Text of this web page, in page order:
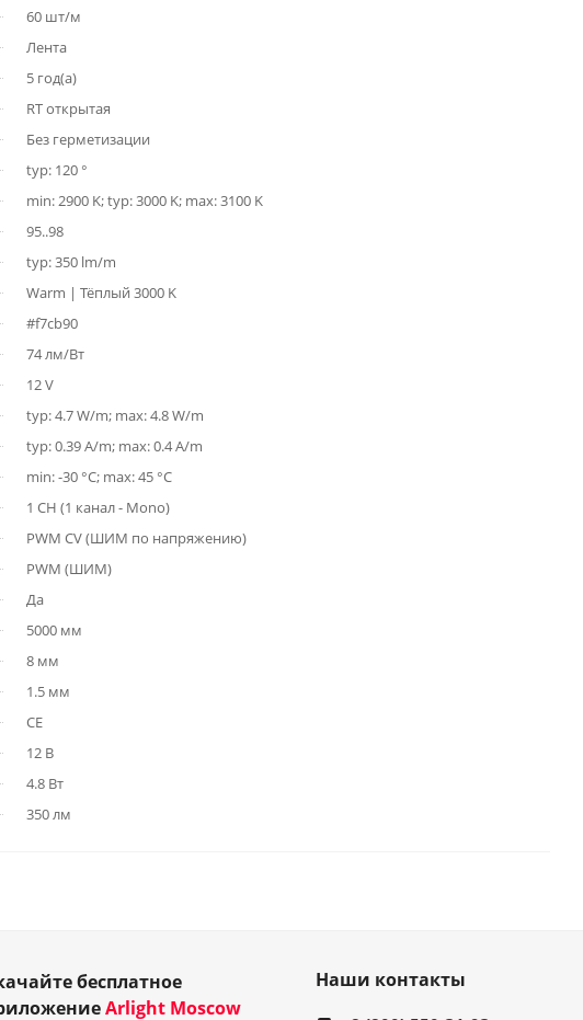
60 шт/м
Лента
5 год(а)
RT открытая
Без герметизации
typ: 120 °
min: 2900 K; typ: 3000 K; max: 3100 K
95..98
typ: 350 lm/m
Warm | Тёплый 3000 K
#f7cb90
74 лм/Вт
12 V
typ: 4.7 W/m; max: 4.8 W/m
typ: 0.39 A/m; max: 0.4 A/m
min: -30 °C; max: 45 °C
1 CH (1 канал - Mono)
PWM СV (ШИМ по напряжению)
PWM (ШИМ)
Да
5000 мм
8 мм
1.5 мм
CE
12 В
4.8 Вт
350 лм
бесплатное
Arlight Moscow
Наши контакты